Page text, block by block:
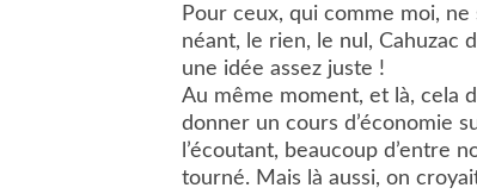
Pour ceux, qui comme moi,
néant, le rien, le nul, Cahuzac
une idée assez juste !
Au même moment, et là, cela
donner un cours d’économie
l’écoutant, beaucoup d’entre
tourné. Mais là aussi, on